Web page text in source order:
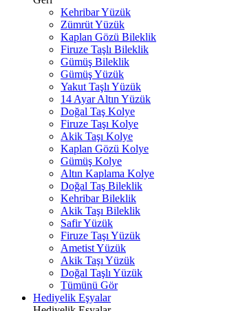
Kehribar Yüzük
Zümrüt Yüzük
Kaplan Gözü Bileklik
Firuze Taşlı Bileklik
Gümüş Bileklik
Gümüş Yüzük
Yakut Taşlı Yüzük
14 Ayar Altın Yüzük
Doğal Taş Kolye
Firuze Taşı Kolye
Akik Taşı Kolye
Kaplan Gözü Kolye
Gümüş Kolye
Altın Kaplama Kolye
Doğal Taş Bileklik
Kehribar Bileklik
Akik Taşı Bileklik
Safir Yüzük
Firuze Taşı Yüzük
Ametist Yüzük
Akik Taşı Yüzük
Doğal Taşlı Yüzük
Tümünü Gör
Hediyelik Eşyalar